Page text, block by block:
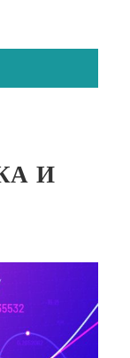
И